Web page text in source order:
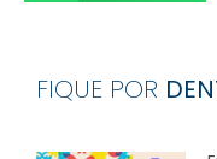
FIQUE POR